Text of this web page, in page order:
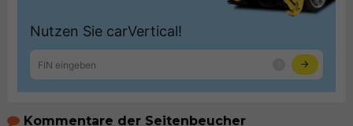
Kommentare der Seitenbeucher